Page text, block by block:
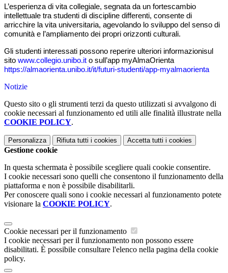
L’esperienza di vita collegiale, segnata da un fortescambio
intellettuale tra studenti di discipline differenti, consente di
arricchire la vita universitaria, agevolando lo sviluppo del senso di
comunità e l’ampliamento dei propri orizzonti culturali.
Gli studenti interessati possono reperire ulteriori informazionisul
sito www.collegio.unibo.it o sull’app myAlmaOrienta
https://almaorienta.unibo.it/it/futuri-studenti/app-myalmaorienta
Notizie
Questo sito o gli strumenti terzi da questo utilizzati si avvalgono di
cookie necessari al funzionamento ed utili alle finalità illustrate nella
COOKIE POLICY.
Personalizza Rifiuta tutti i cookies Accetta tutti i cookies
Gestione cookie
In questa schermata è possibile scegliere quali cookie consentire.
I cookie necessari sono quelli che consentono il funzionamento della
piattaforma e non è possibile disabilitarli.
Per conoscere quali sono i cookie necessari al funzionamento potete
visionare la COOKIE POLICY.
Cookie necessari per il funzionamento
I cookie necessari per il funzionamento non possono essere
disabilitati. È possibile consultare l'elenco nella pagina della cookie
policy.